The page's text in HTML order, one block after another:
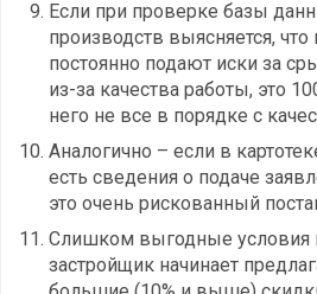
Если при проверке базы
производств выясняется,
постоянно подают иски за
из-за качества работы, это
него не все в порядке с
Аналогично – если в
есть сведения о подаче
это очень рискованный
Слишком выгодные условия
застройщик начинает